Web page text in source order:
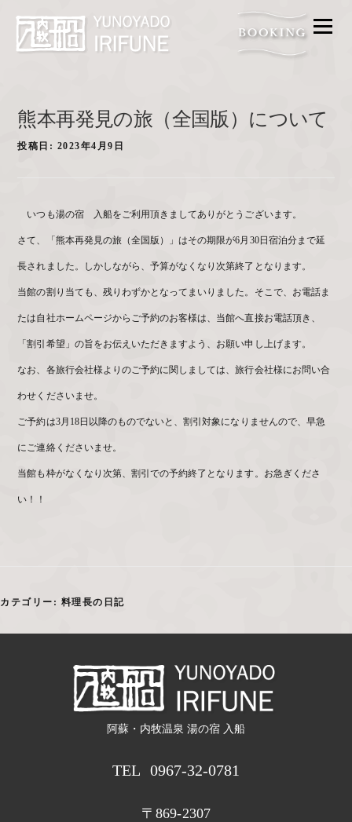
メニ
CONTACT
熊本再発見の旅（全国版）について
投稿日: 2023年4月9日
いつも湯の宿 入船をご利用頂きましてありがとうございます。
さて、「熊本再発見の旅（全国版）」はその期限が6月30日宿泊分まで延
長されました。しかしながら、予算がなくなり次第終了となります。
当館の割り当ても、残りわずかとなってまいりました。そこで、お電話ま
たは自社ホームページからご予約のお客様は、当館へ直接お電話頂き、
「割引希望」の旨をお伝えいただきますよう、お願い申し上げます。
なお、各旅行会社様よりのご予約に関しましては、旅行会社様にお問い合
わせくださいませ。
ご予約は3月18日以降のものでないと、割引対象になりませんので、早急
にご連絡くださいませ。
当館も枠がなくなり次第、割引での予約終了となります。お急ぎくださ
い！！
カテゴリー: 料理長の日記
阿蘇・内牧温泉 湯の宿 入船
TEL 0967-32-0781
〒869-2307